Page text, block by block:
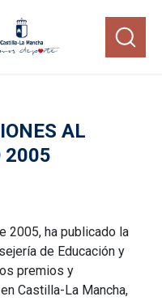
AL
2005
2005, ha publicado la
de Educación y
premios y
Castilla-La Mancha,